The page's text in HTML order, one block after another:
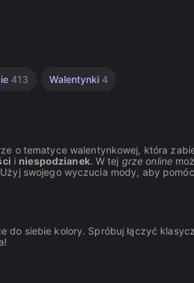
413 Walentynki 4
o tematyce walentynkowej, która
i niespodzianek. W tej grze online
swojego wyczucia mody, aby
do siebie kolory. Spróbuj łączyć